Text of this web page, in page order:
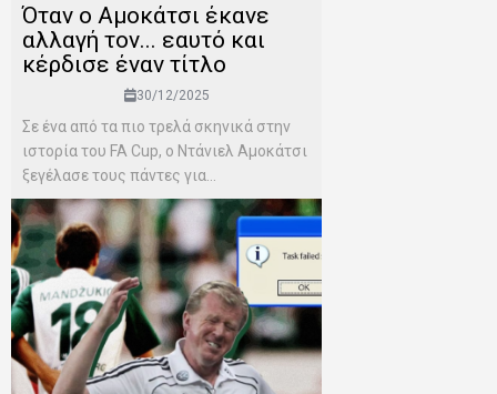
Όταν ο Αμοκάτσι έκανε
αλλαγή τον... εαυτό και
κέρδισε έναν τίτλο
30/12/2025
Σε ένα από τα πιο τρελά σκηνικά στην
ιστορία του FA Cup, ο Ντάνιελ Αμοκάτσι
ξεγέλασε τους πάντες για...